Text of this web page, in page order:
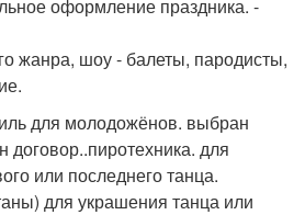
оформление праздника. -
жанра, шоу - балеты, пародисты,
для молодожёнов. выбран
договор..пиротехника. для
или последнего танца.
для украшения танца или